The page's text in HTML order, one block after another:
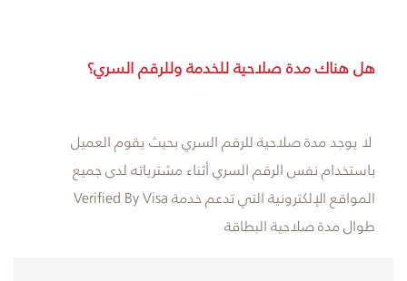
هل هناك مدة صلاحية للخدمة وللرقم السري؟
لا يوجد مدة صلاحية للرقم السري بحيث يقوم العميل
باستخدام نفس الرقم السري أثناء مشترياته لدى جميع
المواقع الإلكترونية التي تدعم خدمة Verified By Visa
طوال مدة صلاحية البطاقة